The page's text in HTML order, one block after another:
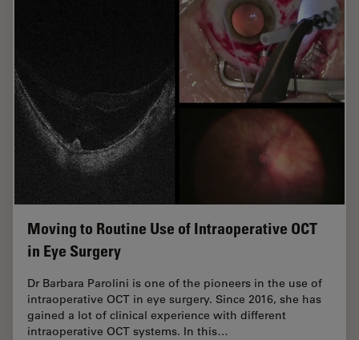
Moving to Routine Use of Intraoperative OCT
in Eye Surgery
Dr Barbara Parolini is one of the pioneers in the use of
intraoperative OCT in eye surgery. Since 2016, she has
gained a lot of clinical experience with different
intraoperative OCT systems. In this…